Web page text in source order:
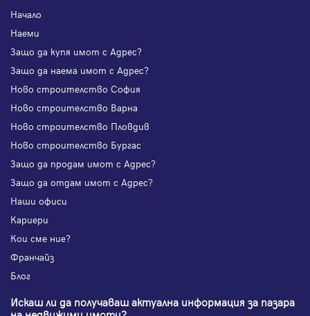
Начало
Наеми
Защо да купя имот с Адрес?
Защо да наема имот с Адрес?
Ново строителство София
Ново строителство Варна
Ново строителство Пловдив
Ново строителство Бургас
Защо да продам имот с Адрес?
Защо да отдам имот с Адрес?
Наши офиси
Кариери
Кои сме ние?
Франчайз
Блог
Искаш ли да получаваш актуална информация за пазара